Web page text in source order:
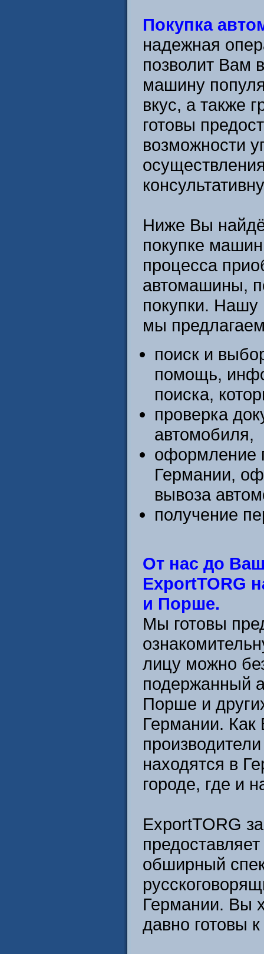
Покупка
надежная
позволит Вам
машину
вкус, а также
готовы
возможности
Ниже Вы
покупке
процесса
автомашины,
покупки.
мы
поиск и
помощь,
поиска,
проверка
автомобиля,
оформление
Германии,
вывоза
получение
От нас до
ExportTORG
и Порше.
Мы готовы
лицу можно
подержанный
Порше и
Германии. Как
находятся в
городе, где и
ExportTORG
обширный
Германии. Вы
давно готовы